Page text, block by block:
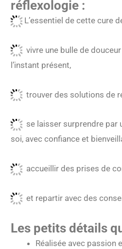
réflexologie :
L’essentiel de cette cure
vivre une bulle de
l’instant présent,
trouver des solutions de
se laisser surprendre par
soi, avec confiance et
accueillir des prises de
et repartir avec des
Les petits détails
Réalisée avec passion